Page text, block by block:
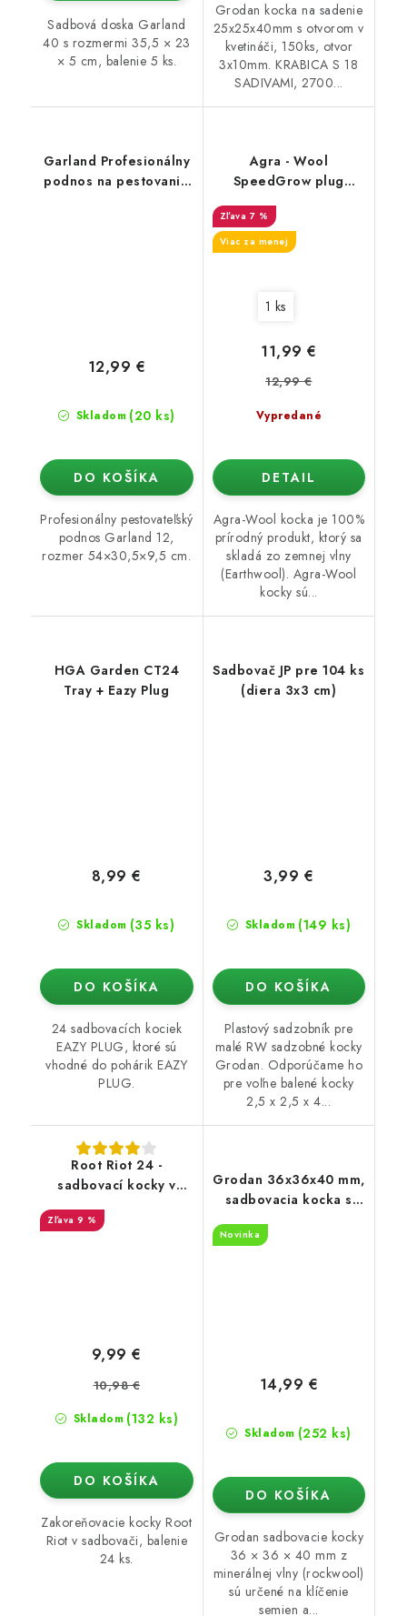
Sadbová doska Garland
40 s rozmermi 35,5 × 23
× 5 cm, balenie 5 ks.
Grodan kocka na sadenie
25x25x40mm s otvorom v
kvetináči, 150ks, otvor
3x10mm. KRABICA S 18
SADIVAMI, 2700...
Garland Profesionálny
podnos na pestovanie
Skladom (20 ks)
12,99 €
DO KOŠÍKA
Profesionálny pestovateľský
podnos Garland 12,
rozmer 54×30,5×9,5 cm.
Agra - Wool
SpeedGrow plug
38x40 mm - Sadbovací
plato
7 %
Viac za menej
1 ks
Vypredané
11,99 €
12,99 €
DETAIL
Agra-Wool kocka je 100%
prírodný produkt, ktorý sa
skladá zo zemnej vlny
(Earthwool). Agra-Wool
kocky sú...
HGA Garden CT24
Tray + Eazy Plug
Skladom (35 ks)
8,99 €
DO KOŠÍKA
24 sadbovacích kociek
EAZY PLUG, ktoré sú
vhodné do pohárik EAZY
PLUG.
Sadbovač JP pre 104 ks
(diera 3x3 cm)
Skladom (149 ks)
3,99 €
DO KOŠÍKA
Plastový sadzobník pre
malé RW sadzobné kocky
Grodan. Odporúčame ho
pre voľne balené kocky
2,5 x 2,5 x 4...
Root Riot 24 -
sadbovací kocky v
9 %
Skladom (132 ks)
9,99 €
10,98 €
DO KOŠÍKA
Zakoreňovacie kocky Root
Riot v sadbovači, balenie
24 ks.
Grodan 36x36x40 mm,
sadbovacia kocka s
Novinka
Skladom (252 ks)
14,99 €
DO KOŠÍKA
Grodan sadbovacie kocky
36 × 36 × 40 mm z
minerálnej vlny (rockwool)
sú určené na klíčenie
semien a...